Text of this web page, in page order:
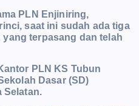
PLN Enjiniring,
saat ini sudah ada tiga
terpasang dan telah
PLN KS Tubun
Dasar (SD)
Selatan.